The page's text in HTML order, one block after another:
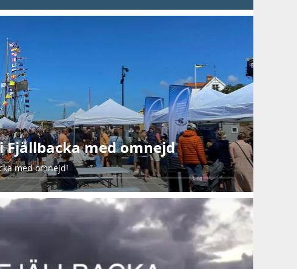
Fjällbacka med omnejd
med omnejd!